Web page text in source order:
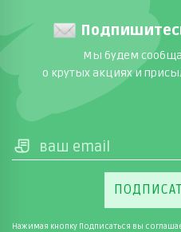
Мы будем
о крутых акциях и
Нажимая кнопку Подписаться вы